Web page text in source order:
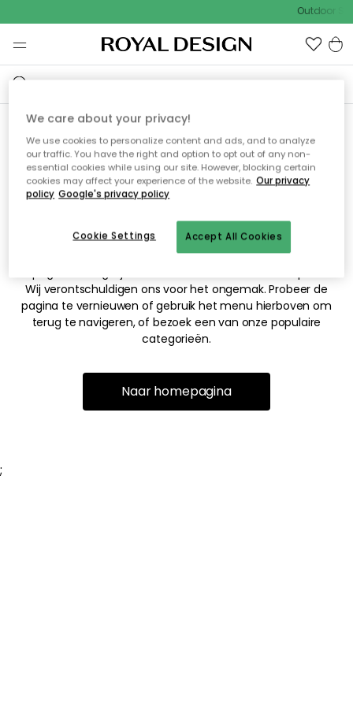
Outdoor
Sorry! De pagina waarnaar
je hebt gezocht kan niet
worden weergegeven.
Wij verontschuldigen ons voor het ongemak. Probeer de
pagina te vernieuwen of gebruik het menu hierboven om
terug te navigeren, of bezoek een van onze populaire
categorieën.
Naar homepagina
;
We care about your privacy!
We use cookies to personalize content and ads, and to analyze
our traffic. You have the right and option to opt out of any non-
essential cookies while using our site. However, blocking certain
cookies may affect your experience of the website. Our privacy
policy Google's privacy policy
Accept All Cookies
Cookie Settings